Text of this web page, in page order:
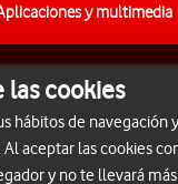
y multimedia
las cookies
hábitos de navegación
aceptar las cookies
y no te llevará